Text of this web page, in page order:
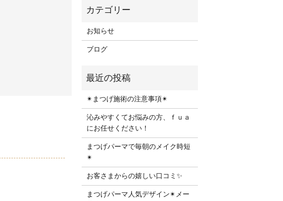
お知らせ
ブログ
✴︎まつげ施術の注意事項✴︎
沁みやすくてお悩みの方、ｆｕａ
にお任せください！
まつげパーマで毎朝のメイク時短
✴︎
お客さまからの嬉しい口コミ✨
まつげパーマ人気デザイン✴︎メー